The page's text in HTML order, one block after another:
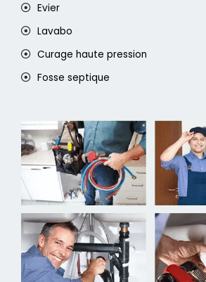
Evier
Lavabo
Curage haute pression
Fosse septique